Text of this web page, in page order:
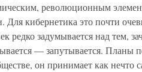
революционным
Для кибернетика это почти
редко задумывается над тем,
— запутывается. Планы
он принимает как нечто